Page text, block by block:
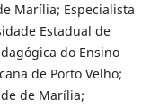
Marília; Especialista
Estadual de
do Ensino
de Porto Velho;
de Marília;